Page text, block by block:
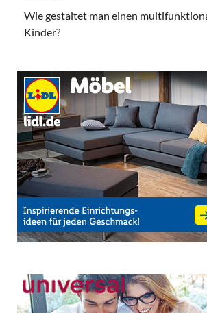
Wie gestaltet man einen
Kinder?